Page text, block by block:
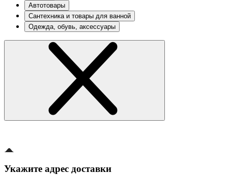
Автотовары
Сантехника и товары для ванной
Одежда, обувь, аксессуары
Укажите адрес доставки